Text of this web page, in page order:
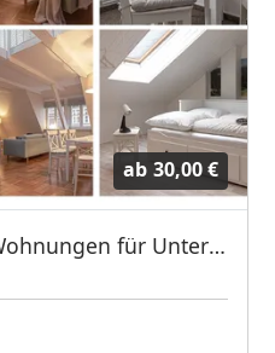
ab 30,00 €
Gehobene Business-Wohnungen für Unternehmen